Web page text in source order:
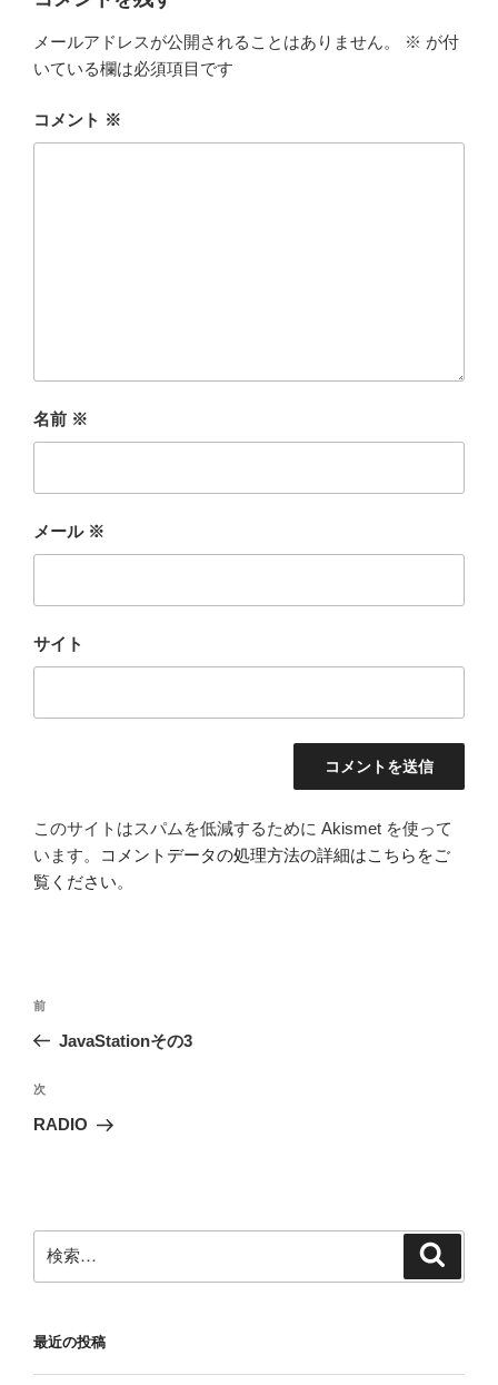
メールアドレスが公開されることはありません。 ※ が付
いている欄は必須項目です
コメント ※
名前 ※
メール ※
サイト
このサイトはスパムを低減するために Akismet を使って
います。
コメントデータの処理方法の詳細はこちらをご
覧ください。
投
ビ
ゲ
ン
前
の
稿
前
JavaStationその3
次
の
次
RADIO
索:
最近の投稿